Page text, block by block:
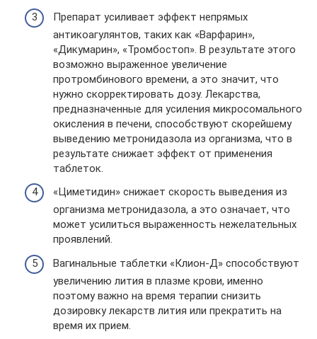
Препарат усиливает эффект непрямых
антикоагулянтов, таких как «Варфарин»,
«Дикумарин», «Тромбостоп». В результате этого
возможно выраженное увеличение
протромбинового времени, а это значит, что
нужно скорректировать дозу. Лекарства,
предназначенные для усиления микросомального
окисления в печени, способствуют скорейшему
выведению метронидазола из организма, что в
результате снижает эффект от применения
таблеток.
«Циметидин» снижает скорость выведения из
организма метронидазола, а это означает, что
может усилиться выраженность нежелательных
проявлений.
Вагинальные таблетки «Клион-Д» способствуют
увеличению лития в плазме крови, именно
поэтому важно на время терапии снизить
дозировку лекарств лития или прекратить на
время их прием.